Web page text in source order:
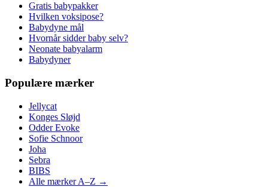
Gratis babypakker
Hvilken voksipose?
Babydyne mål
Hvornår sidder baby selv?
Neonate babyalarm
Babydyner
Populære mærker
Jellycat
Konges Sløjd
Odder Evoke
Sofie Schnoor
Joha
Sebra
BIBS
Alle mærker A–Z →